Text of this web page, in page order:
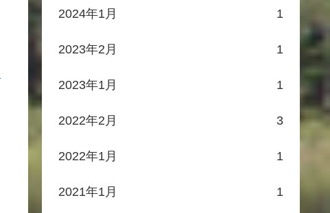
2024年1月 1
2023年2月 1
2023年1月 1
2022年2月 3
2022年1月 1
2021年1月 1